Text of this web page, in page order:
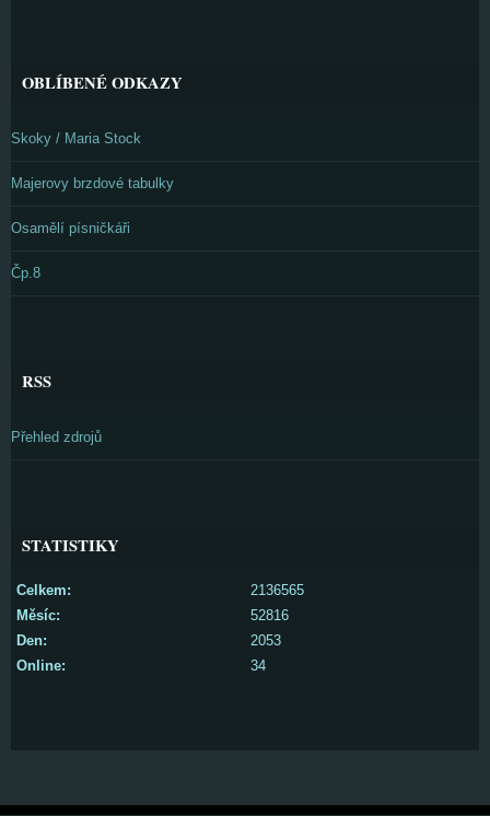
OBLÍBENÉ ODKAZY
Skoky / Maria Stock
Majerovy brzdové tabulky
Osamělí písničkáři
Čp.8
RSS
Přehled zdrojů
STATISTIKY
Online: 34
Celkem:
2136565
Měsíc:
52816
Den:
2053